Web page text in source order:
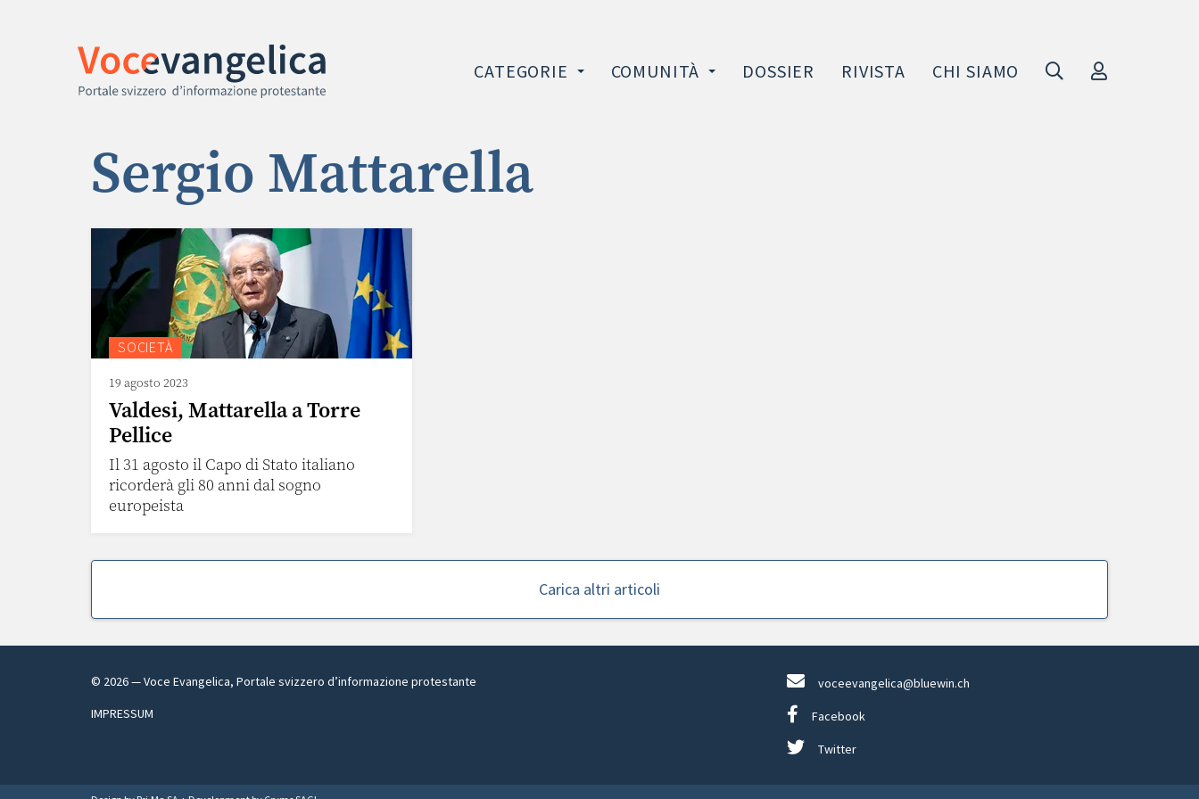
CATEGORIE COMUNITÀ DOSSIER RIVISTA CHI SIAMO
Sergio Mattarella
SOCIETÀ
19 agosto 2023
Valdesi, Mattarella a Torre
Pellice
Il 31 agosto il Capo di Stato italiano
ricorderà gli 80 anni dal sogno
europeista
Carica altri articoli
© 2026— Voce Evangelica, Portale svizzero d’informazione protestante
IMPRESSUM
voceevangelica@bluewin.ch
Facebook
Twitter